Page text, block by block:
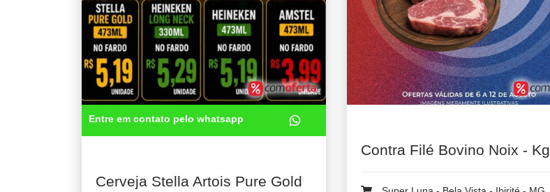
Entre em contato pelo whatsapp
Cerveja Stella Artois Pure Gold
Contra Filé Bovino Noix - Kg